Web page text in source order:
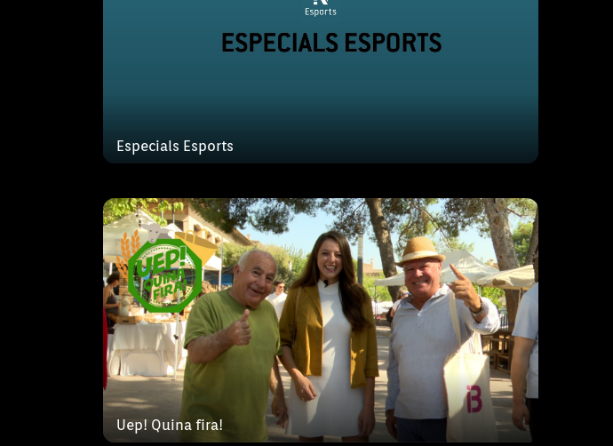
Especials Esports
Uep! Quina fira!
Uep! Quina fira!
encapçalats per n'Antònia Ferrer, en Felip Munar, en
Lander, en Miquel Montoro , na Maria Pons i na Marta
Cuina amb Santi Taura
Cada dia, a IB3 Televisió, Santi Taura compartirà amb
l’espectador la seva passió pel receptari tradicional
balear. Ho farà a través d’unes receptes atrevides, que